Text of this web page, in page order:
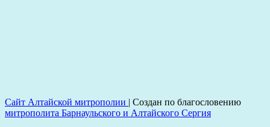
Сайт Алтайской митрополии | Создан по благословению
митрополита Барнаульского и Алтайского Сергия